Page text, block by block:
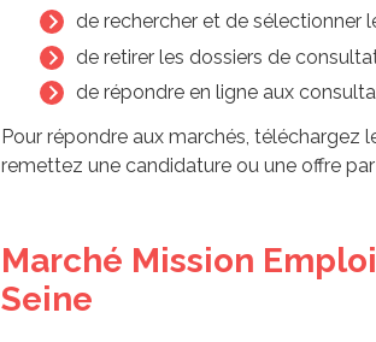
de rechercher et de sélectionner
de retirer les dossiers de
de répondre en ligne aux
Pour répondre aux marchés, téléchargez
remettez une candidature ou une offre
Marché Mission
Seine